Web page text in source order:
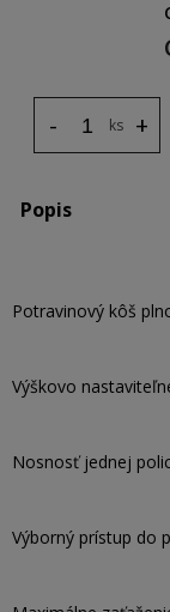
ks +
-
Popis
Potravinový kôš
Výškovo
Nosnosť jednej
Výborný prístup do